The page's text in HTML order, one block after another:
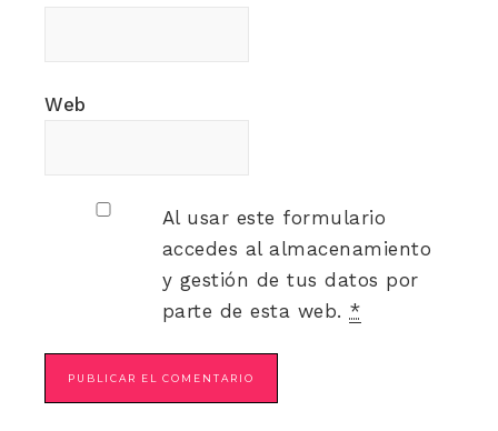
Web
Al usar este formulario
accedes al almacenamiento
y gestión de tus datos por
parte de esta web. *